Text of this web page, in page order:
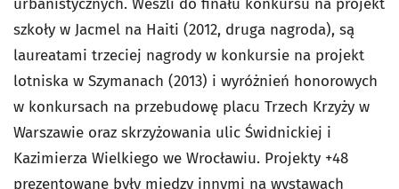
urbanistycznych. Weszli do finału konkursu na projekt
szkoły w Jacmel na Haiti (2012, druga nagroda), są
laureatami trzeciej nagrody w konkursie na projekt
lotniska w Szymanach (2013) i wyróżnień honorowych
w konkursach na przebudowę placu Trzech Krzyży w
Warszawie oraz skrzyżowania ulic Świdnickiej i
Kazimierza Wielkiego we Wrocławiu. Projekty +48
prezentowane były między innymi na wystawach